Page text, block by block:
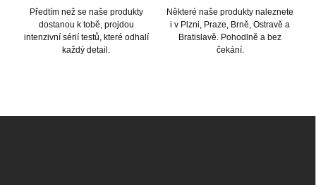
Předtím než se naše produkty
dostanou k tobě, projdou
intenzivní sérií testů, které odhalí
každý detail.
Některé naše produkty naleznete
i v Plzni, Praze, Brně, Ostravě a
Bratislavě. Pohodlně a bez
čekání.